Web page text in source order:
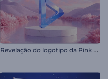
R
evelação do logotipo da Pink Valley